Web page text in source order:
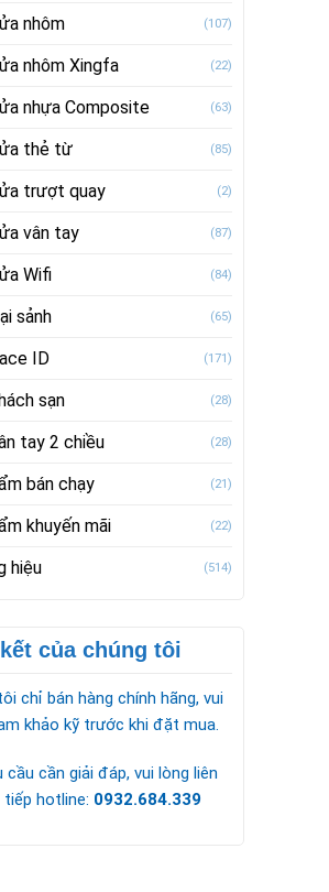
nhôm (107)
nhôm Xingfa (22)
nhựa Composite (63)
thẻ từ (85)
trượt quay (2)
vân tay (87)
Wifi (84)
sảnh (65)
ID (171)
sạn (28)
tay 2 chiều (28)
bán chạy (21)
khuyến mãi (22)
hiệu (514)
của chúng tôi
chỉ bán hàng chính hãng, vui
khảo kỹ trước khi đặt mua.
cầu cần giải đáp, vui lòng liên
hotline: 0932.684.339